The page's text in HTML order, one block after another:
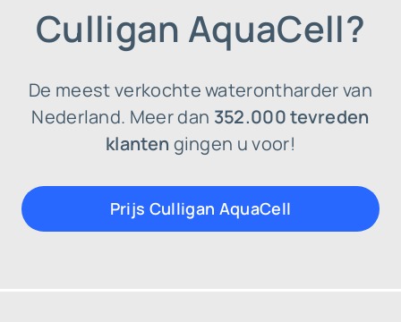
Culligan AquaCell?
De meest verkochte waterontharder van
Nederland. Meer dan 352.000 tevreden
klanten gingen u voor!
Prijs Culligan AquaCell